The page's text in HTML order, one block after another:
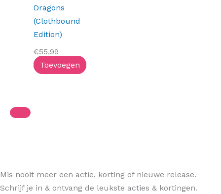
Dragons
(Clothbound
Edition)
€55,99
Toevoegen
Mis nooit meer een actie, korting of nieuwe release.
Schrijf je in & ontvang de leukste acties & kortingen.